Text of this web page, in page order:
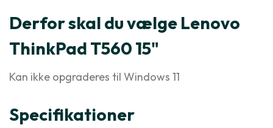
Derfor skal du vælge Lenovo
ThinkPad T560 15"
Kan ikke opgraderes til Windows 11
Specifikationer